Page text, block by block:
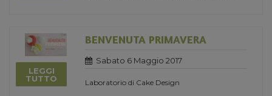
LEGGI
TUTTO
BENVENUTA PRIMAVERA
Sabato 6 Maggio 2017
Laboratorio di Cake Design